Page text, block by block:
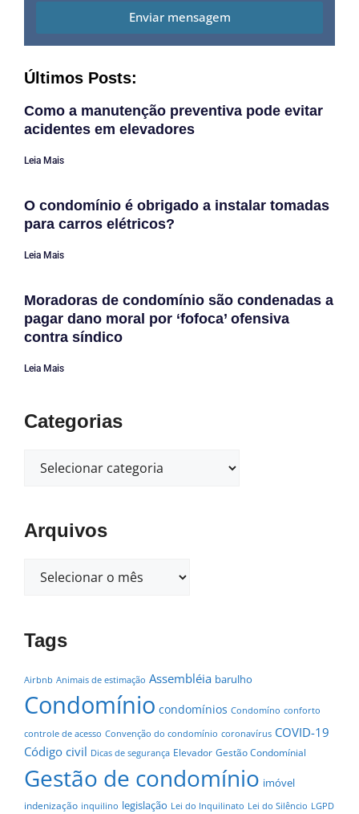
Enviar mensagem
Últimos Posts:
Como a manutenção preventiva pode evitar
acidentes em elevadores
Leia Mais
O condomínio é obrigado a instalar tomadas
para carros elétricos?
Leia Mais
Moradoras de condomínio são condenadas a
pagar dano moral por ‘fofoca’ ofensiva
contra síndico
Leia Mais
Categorias
Arquivos
Tags
Airbnb Animais de estimação Assembléia barulho
Condomínio condomínios Condomíno conforto
controle de acesso Convenção do condomínio coronavírus COVID-19
Código civil Dicas de segurança Elevador Gestão Condomínial
Gestão de condomínio imóvel
indenização inquilino legislação Lei do Inquilinato Lei do Silêncio LGPD